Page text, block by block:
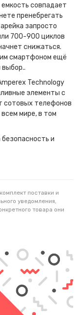
совпадает
пренебрегать
запросто
700-900 циклов
снижаться.
смартфоном ещё
Technology
элементы с
сотовых телефонов
мире, в том
и
поставки и
уведомления,
товара они